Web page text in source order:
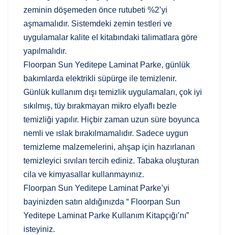
zeminin döşemeden önce rutubeti %2’yi
aşmamalıdır. Sistemdeki zemin testleri ve
uygulamalar kalite el kitabındaki talimatlara göre
yapılmalıdır.
Floorpan Sun Yeditepe Laminat Parke, günlük
bakımlarda elektrikli süpürge ile temizlenir.
Günlük kullanım dışı temizlik uygulamaları, çok iyi
sıkılmış, tüy bırakmayan mikro elyaflı bezle
temizliği yapılır. Hiçbir zaman uzun süre boyunca
nemli ve ıslak bırakılmamalıdır. Sadece uygun
temizleme malzemelerini, ahşap için hazırlanan
temizleyici sıvıları tercih ediniz. Tabaka oluşturan
cila ve kimyasallar kullanmayınız.
Floorpan Sun Yeditepe Laminat Parke’yi
bayinizden satın aldığınızda “ Floorpan Sun
Yeditepe Laminat Parke Kullanım Kitapçığı’nı”
isteyiniz.